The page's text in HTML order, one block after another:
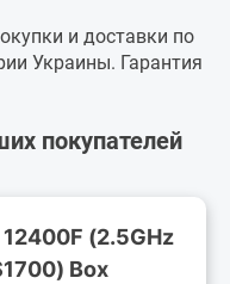
и доставки по
Украины. Гарантия
покупателей
(2.5GHz
Box